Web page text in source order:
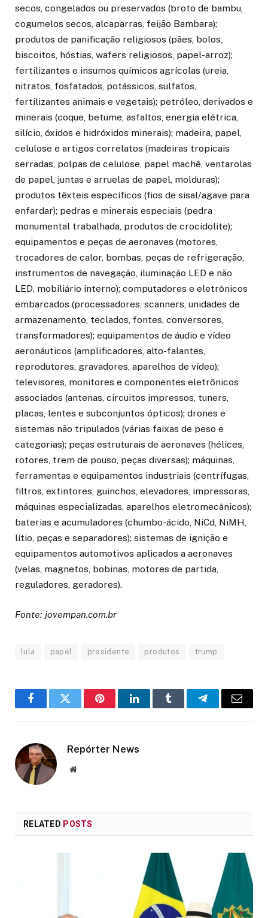
secos, congelados ou preservados (broto de bambu,
cogumelos secos, alcaparras, feijão Bambara);
produtos de panificação religiosos (pães, bolos,
biscoitos, hóstias, wafers religiosos, papel-arroz);
fertilizantes e insumos químicos agrícolas (ureia,
nitratos, fosfatados, potássicos, sulfatos,
fertilizantes animais e vegetais); petróleo, derivados e
minerais (coque, betume, asfaltos, energia elétrica,
silício, óxidos e hidróxidos minerais); madeira, papel,
celulose e artigos correlatos (madeiras tropicais
serradas, polpas de celulose, papel machê, ventarolas
de papel, juntas e arruelas de papel, molduras);
produtos têxteis específicos (fios de sisal/agave para
enfardar); pedras e minerais especiais (pedra
monumental trabalhada, produtos de crocidolite);
equipamentos e peças de aeronaves (motores,
trocadores de calor, bombas, peças de refrigeração,
instrumentos de navegação, iluminação LED e não
LED, mobiliário interno); computadores e eletrônicos
embarcados (processadores, scanners, unidades de
armazenamento, teclados, fontes, conversores,
transformadores); equipamentos de áudio e vídeo
aeronáuticos (amplificadores, alto-falantes,
reprodutores, gravadores, aparelhos de vídeo);
televisores, monitores e componentes eletrônicos
associados (antenas, circuitos impressos, tuners,
placas, lentes e subconjuntos ópticos); drones e
sistemas não tripulados (várias faixas de peso e
categorias); peças estruturais de aeronaves (hélices,
rotores, trem de pouso, peças diversas); máquinas,
ferramentas e equipamentos industriais (centrífugas,
filtros, extintores, guinchos, elevadores, impressoras,
máquinas especializadas, aparelhos eletromecânicos);
baterias e acumuladores (chumbo-ácido, NiCd, NiMH,
lítio, peças e separadores); sistemas de ignição e
equipamentos automotivos aplicados a aeronaves
(velas, magnetos, bobinas, motores de partida,
reguladores, geradores).
Fonte: jovempan.com.br
lula papel presidente produtos trump
FacebookTwitter PinterestLinkedInTumblr TelegramEmail
Repórter News
Website
RELATED POSTS